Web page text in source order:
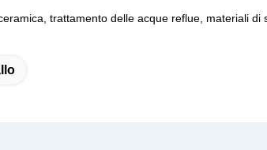
trattamento delle acque reflue, materiali di